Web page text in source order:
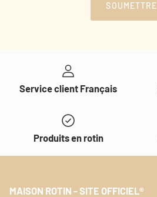
SOUMETTRE
Service client Français
Produits en rotin
MAISON ROTIN - SITE OFFICIEL®